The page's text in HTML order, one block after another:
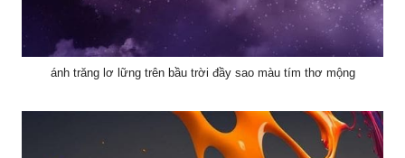
ánh trăng lơ lững trên bầu trời đầy sao màu tím thơ mộng